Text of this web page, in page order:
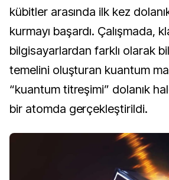
kübitler arasında ilk kez
kurmayı başardı. Çalışmada,
bilgisayarlardan farklı olarak
temelini oluşturan kuantum
“kuantum titreşimi” dolanık
bir atomda gerçekleştirildi.